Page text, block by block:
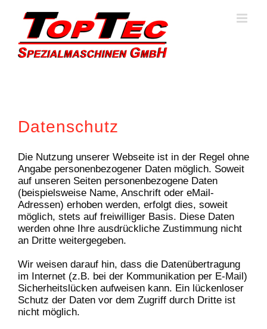
content
Datenschutz
Die Nutzung unserer Webseite ist in der Regel ohne
Angabe personenbezogener Daten möglich. Soweit
auf unseren Seiten personenbezogene Daten
(beispielsweise Name, Anschrift oder eMail-
Adressen) erhoben werden, erfolgt dies, soweit
möglich, stets auf freiwilliger Basis. Diese Daten
werden ohne Ihre ausdrückliche Zustimmung nicht
an Dritte weitergegeben.
Wir weisen darauf hin, dass die Datenübertragung
im Internet (z.B. bei der Kommunikation per E-Mail)
Sicherheitslücken aufweisen kann. Ein lückenloser
Schutz der Daten vor dem Zugriff durch Dritte ist
nicht möglich.